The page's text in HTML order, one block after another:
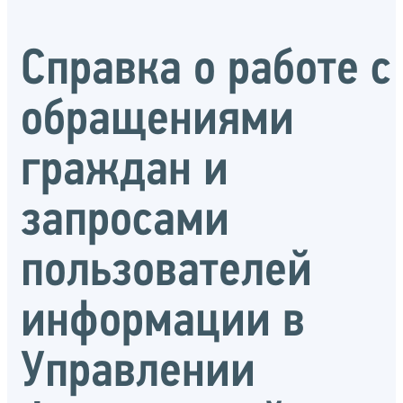
Справка о работе с
обращениями
граждан и
запросами
пользователей
информации в
Управлении